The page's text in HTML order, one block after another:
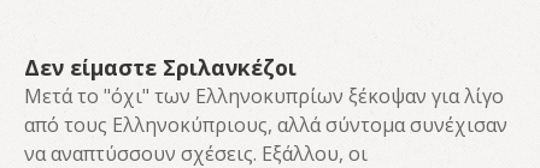
Δεν είμαστε Σριλανκέζοι
Μετά το "όχι" των Ελληνοκυπρίων ξέκοψαν για λίγο
από τους Ελληνοκύπριους, αλλά σύντομα συνέχισαν
να αναπτύσσουν σχέσεις. Εξάλλου, οι